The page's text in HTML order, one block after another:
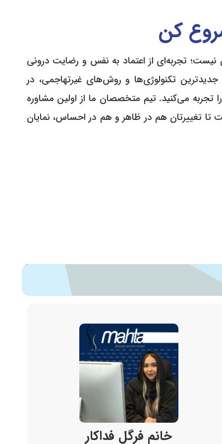
کن
نیست؛ تجربه‌ای از اعتماد به نفس و رضایت درونی
تکنولوژی‌ها و روش‌های غیرتهاجمی، در
تجربه می‌کنید. تیم متخصصان ما از اولین مشاوره
تا تغییرتان هم در ظاهر و هم در احساس، نمایان
خانم فرگل فداکار